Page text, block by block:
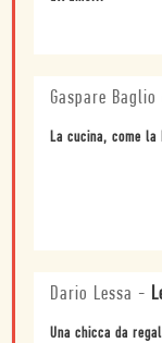
Gaspare
La cucina, come
Dario Lessa -
Una chicca da